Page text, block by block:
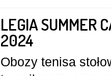
LEGIA SUMMER
2024
Obozy tenisa